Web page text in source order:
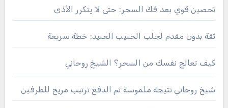
تحصين قوي بعد فك السحر: حتى لا يتكرر الأذى
ثقة بدون مقدم لجلب الحبيب العنيد: خطة سريعة
كيف تعالج نفسك من السحر؟ الشيخ روحاني
شيخ روحاني نتيجة ملموسة ثم الدفع ترتيب مريح للطرفين